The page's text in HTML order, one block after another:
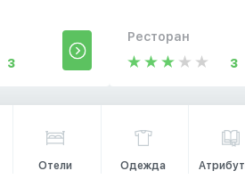
3
Ресторан
3
Отели Одежда